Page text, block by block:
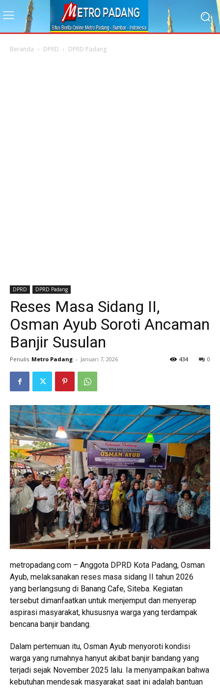
Beranda DPRD DPRD Padang
DPRD DPRD Padang
Reses Masa Sidang II,
Osman Ayub Soroti Ancaman
Banjir Susulan
Penulis Metro Padang - Januari 7, 2026 0
434
metropadang.com – Anggota DPRD Kota Padang, Osman
Ayub, melaksanakan reses masa sidang II tahun 2026
yang berlangsung di Banang Cafe, Siteba. Kegiatan
tersebut dimanfaatkan untuk menjemput dan menyerap
aspirasi masyarakat, khususnya warga yang terdampak
bencana banjir bandang.
Dalam pertemuan itu, Osman Ayub menyoroti kondisi
warga yang rumahnya hanyut akibat banjir bandang yang
terjadi sejak November 2025 lalu. Ia menyampaikan bahwa
kebutuhan mendesak masyarakat saat ini adalah bantuan